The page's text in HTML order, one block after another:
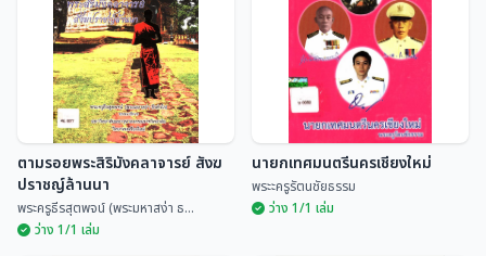
ตามรอยพระสิริมังคลาจารย์ สังฆ
ปราชญ์ล้านนา
พระครูธีรสุตพจน์ (พระมหาสง่า ธ...
ว่าง 1/1 เล่ม
นายกเทศมนตรีนครเชียงใหม่
พระะครูรัตนชัยธรรม
ว่าง 1/1 เล่ม